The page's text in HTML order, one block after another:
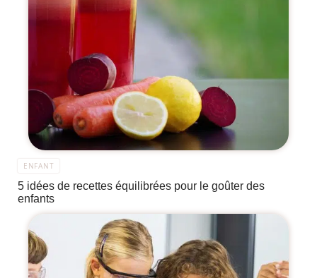
ENFANT
5 idées de recettes équilibrées pour le goûter des
enfants